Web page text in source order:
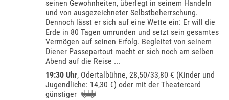
seinen Gewohnheiten, überlegt in seinem Handeln
und von ausgezeichneter Selbstbeherrschung.
Dennoch lässt er sich auf eine Wette ein: Er will die
Erde in 80 Tagen umrunden und setzt sein gesamtes
Vermögen auf seinen Erfolg. Begleitet von seinem
Diener Passepartout macht er sich noch am selben
Abend auf die Reise ...
19:30 Uhr, Odertalbühne, 28,50/33,80 € (Kinder und
Jugendliche: 14,30 €) oder mit derTheatercard
günstiger